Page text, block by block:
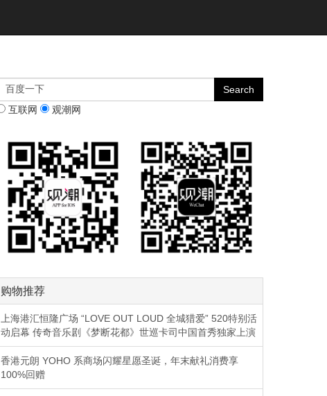
互联网 观潮网
购物推荐
上海港汇恒隆广场 “LOVE OUT LOUD 全城猎爱” 520特别活
动启幕 传奇音乐剧《梦断花都》世巡卡司中国首秀独家上演
香港元朗 YOHO 系商场闪耀星愿圣诞，年末献礼消费享
100%回赠